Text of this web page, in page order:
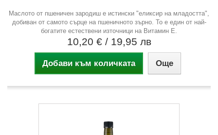
Маслото от пшеничен зародиш е истински "еликсир на младостта",
добиван от самото сърце на пшеничното зърно. То е един от най-
богатите естествени източници на Витамин Е.
10,20 € / 19,95 лв
Добави към количката Още